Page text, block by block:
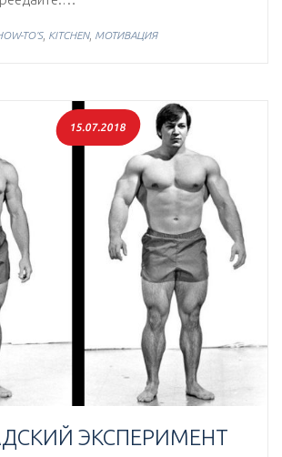
TO'S, KITCHEN, МОТИВАЦИЯ
ЭКСПЕРИМЕНТ
15.07.2018